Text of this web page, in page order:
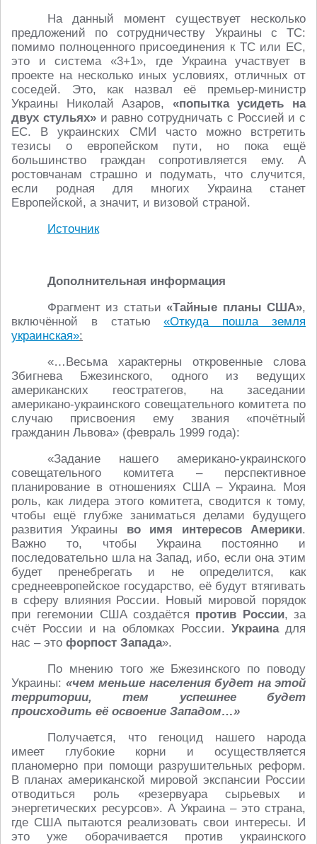
На данный момент существует несколько
предложений по сотрудничеству Украины с ТС:
помимо полноценного присоединения к ТС или ЕС,
это и система «3+1», где Украина участвует в
проекте на несколько иных условиях, отличных от
соседей. Это, как назвал её премьер-министр
Украины Николай Азаров, «попытка усидеть на
двух стульях»и равно сотрудничать с Россией и с
ЕС. В украинских СМИ часто можно встретить
тезисы о европейском пути, но пока ещё
большинство граждан сопротивляется ему. А
ростовчанам страшно и подумать, что случится,
если родная для многих Украина станет
Европейской, а значит, и визовой страной.
Источник
Дополнительная информация
Фрагмент из статьи«Тайные планы США»,
включённой в статью«Откуда пошла земля
украинская»:
«…Весьма характерны откровенные слова
Збигнева Бжезинского, одного из ведущих
американских геостратегов, на заседании
американо-украинского совещательного комитета по
случаю присвоения ему звания «почётный
гражданин Львова» (февраль 1999 года):
«Задание нашего американо-украинского
совещательного комитета – перспективное
планирование в отношениях США – Украина. Моя
роль, как лидера этого комитета, сводится к тому,
чтобы ещё глубже заниматься делами будущего
развития Украины во имя интересов Америки.
Важно то, чтобы Украина постоянно и
последовательно шла на Запад, ибо, если она этим
будет пренебрегать и не определится, как
среднеевропейское государство, её будут втягивать
в сферу влияния России. Новый мировой порядок
при гегемонии США создаётся против России, за
счёт России и на обломках России. Украинадля
нас – это форпост Запада».
По мнению того же Бжезинского по поводу
Украины: «чем меньше населения будет на этой
территории, тем успешнее будет
происходить её освоение Западом…»
Получается, что геноцид нашего народа
имеет глубокие корни и осуществляется
планомерно при помощи разрушительных реформ.
В планах американской мировой экспансии России
отводиться роль «резервуара сырьевых и
энергетических ресурсов». А Украина – это страна,
где США пытаются реализовать свои интересы. И
это уже оборачивается против украинского